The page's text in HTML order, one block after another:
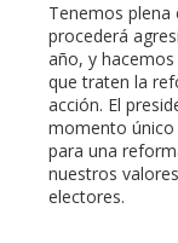
Tenemos plena
procederá
año, y
que traten la
acción. El
momento único
para una
nuestros
electores.